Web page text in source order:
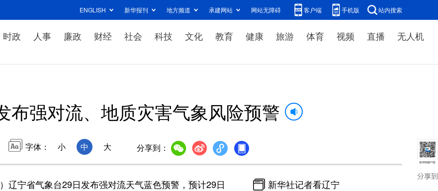
ENGLISH 新华报刊 地方频道 承建网站 网站无障碍 客户端 手机版 站内搜索
时政 人事 廉政 财经 社会 科技 文化 教育 健康 旅游 体育 视频 直播 无人机
布强对流、地质灾害气象风险预警
字体： 小 中 大 分享到：
宁省气象台29日发布强对流天气蓝色预警，预计29日
新华社记者看辽宁